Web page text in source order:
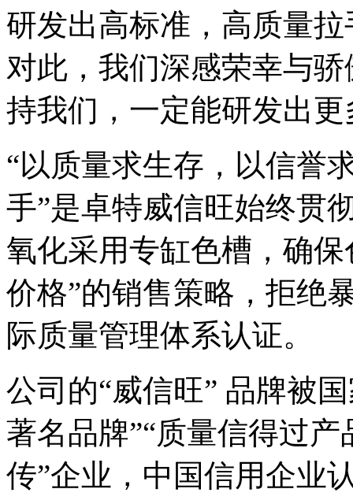
研发出高标准，高质量
对此，我们深感荣幸与
持我们，一定能研发出
“以质量求生存，以信誉
手”是卓特威信旺始终贯
氧化采用专缸色槽，确
价格”的销售策略，拒绝
际质量管理体系认证。
公司的“威信旺” 品牌被
著名品牌”“质量信得过
传”企业，中国信用企业